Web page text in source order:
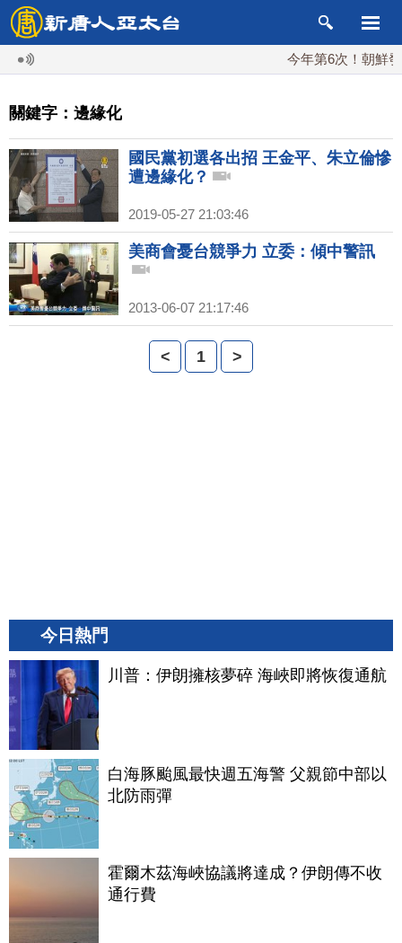
今年第6次！朝鮮發
關鍵字：邊緣化
國民黨初選各出招 王金平、朱立倫慘
遭邊緣化？
2019-05-27 21:03:46
美商會憂台競爭力 立委：傾中警訊
2013-06-07 21:17:46
< 1 >
今日熱門
川普：伊朗擁核夢碎 海峽即將恢復通航
白海豚颱風最快週五海警 父親節中部以
北防雨彈
霍爾木茲海峽協議將達成？伊朗傳不收
通行費